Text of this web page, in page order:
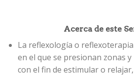
Acerca de este
La reflexología o
en el que se presionan zonas
con el fin de estimular o